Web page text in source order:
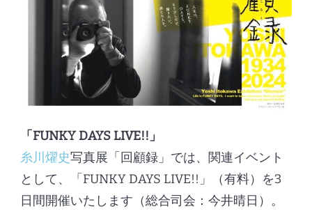
「FUNKY DAYS LIVE!!」
糸川燿史写真展「回顧録」では、関連イベント
として、「FUNKY DAYS LIVE!!」（有料）を3
日間開催いたします（総合司会：今井晴日）。